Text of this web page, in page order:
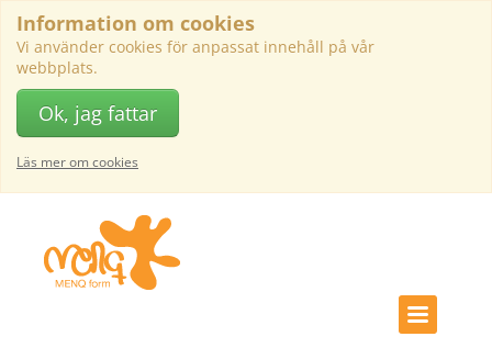
Information om cookies
Vi använder cookies för anpassat innehåll på vår
webbplats.
Ok, jag fattar
Läs mer om cookies